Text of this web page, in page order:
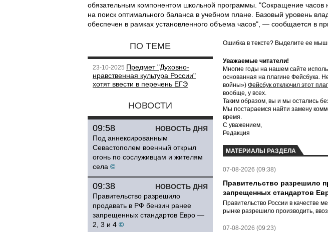
обязательным компонентом школьной программы. "Сокращение часов
на поиск оптимального баланса в учебном плане. Базовый уровень
обеспечен в рамках установленного объема часов", — сообщается в
ПО ТЕМЕ
23-10-2025 Предмет "Духовно-
нравственная культура России"
хотят ввести в перечень ЕГЭ
НОВОСТИ
НОВОСТЬ ДНЯ
09:58
Под аннексированным
Севастополем военный открыл
огонь по сослуживцам и жителям
села ©
НОВОСТЬ ДНЯ
09:38
Правительство разрешило
продавать в РФ бензин ранее
запрещенных стандартов Евро —
2, 3 и 4 ©
Ошибка в тексте? Выделите ее
Уважаемые читатели!
Многие годы на нашем сайте
основанная на плагине Фейсбука.
войны») Фейсбук отключил этот
вообще, у всех.
Таким образом, вы и мы остались
Мы постараемся найти замену
время.
С уважением,
Редакция
МАТЕРИАЛЫ РАЗДЕЛА
07-08-2026 (09:38)
Правительство разрешило
запрещенных стандартов
Правительство России в качестве
рынке разрешило производить,
07-08-2026 (09:23)